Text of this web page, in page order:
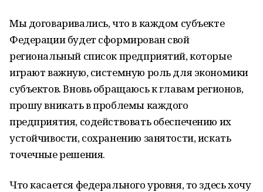
Мы договаривались, что в каждом субъекте
Федерации будет сформирован свой
региональный список предприятий, которые
играют важную, системную роль для экономики
субъектов. Вновь обращаюсь к главам регионов,
прошу вникать в проблемы каждого
предприятия, содействовать обеспечению их
устойчивости, сохранению занятости, искать
точечные решения.
Что касается федерального уровня, то здесь хочу